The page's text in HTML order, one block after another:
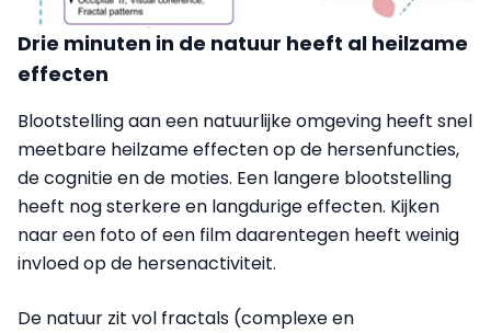
Drie minuten in de natuur heeft al heilzame
effecten
Blootstelling aan een natuurlijke omgeving heeft snel
meetbare heilzame effecten op de hersenfuncties,
de cognitie en de moties. Een langere blootstelling
heeft nog sterkere en langdurige effecten. Kijken
naar een foto of een film daarentegen heeft weinig
invloed op de hersenactiviteit.
De natuur zit vol fractals (complexe en